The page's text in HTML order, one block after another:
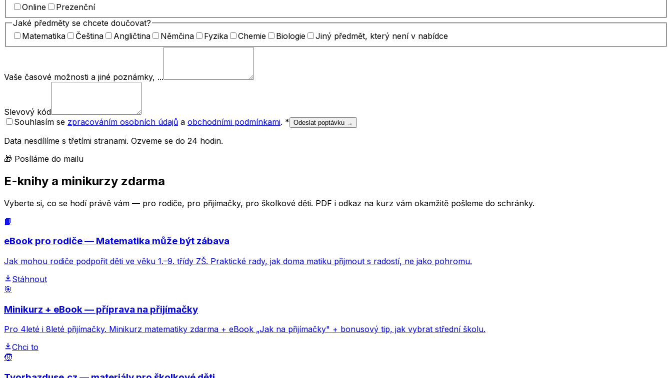
Online
Prezenční
Jaké předměty se chcete doučovat?
Matematika
Čeština Angličtina Němčina Fyzika Chemie Biologie Jiný předmět, který není v nabídce
Vaše časové možnosti a jiné poznámky, ...
Slevový kód
Souhlasím se zpracováním osobních údajů a obchodními podmínkami. * Odeslat poptávku →
Data nesdílíme s třetími stranami. Ozveme se do 24 hodin.
🎁 Posíláme do mailu
E-knihy a minikurzy zdarma
Vyberte si, co se hodí právě vám — pro rodiče, pro přijímačky, pro školkové děti. PDF i odkaz na kurz vám okamžitě pošleme do schránky.
📘
eBook pro rodiče — Matematika může být zábava
Jak mohou rodiče podpořit děti ve věku 1.–9. třídy ZŠ. Praktické rady, jak doma matiku přijmout s radostí, ne jako pohromu.
Stáhnout
🎯
Minikurz + eBook — příprava na přijímačky
Pro 4leté i 8leté přijímačky. Minikurz matematiky zdarma + eBook „Jak na přijímačky" + bonusový tip, jak vybrat střední školu.
Chci to
🧒